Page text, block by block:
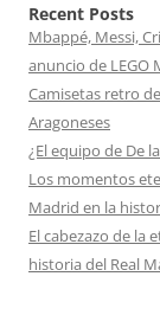
Recent Posts
Mbappé, Messi,
anuncio de LEGO
Camisetas retro
Aragoneses
¿El equipo de De
Los momentos
Madrid en la
El cabezazo de la
historia del Real